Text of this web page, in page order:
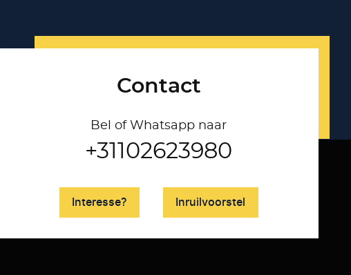
Contact
Bel of Whatsapp naar
+31102623980
Interesse? Inruilvoorstel